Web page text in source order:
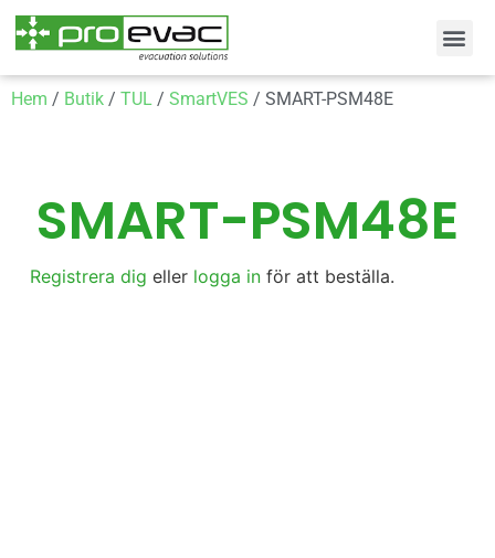
Hem / Butik / TUL / SmartVES / SMART-PSM48E
SMART-PSM48E
Registrera dig eller logga inför att beställa.